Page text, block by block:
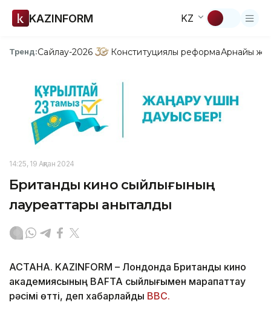
KAZINFORM KZ
Тренд:Сайлау-2026 Конституциялық реформаАрнайы
14:25, 19 Ақпан 2024
Британдық кино сыйлығының
лауреаттары анықталды
АСТАНА. KAZINFORM – Лондонда Британдық кино
академияcының BAFTA сыйлығымен марапаттау
рәсімі өтті, деп хабарлайды BBC.